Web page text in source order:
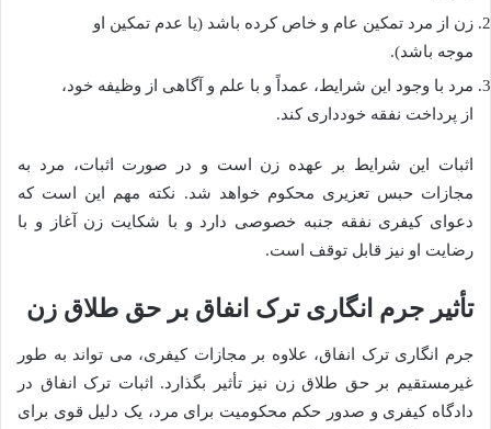
زن از مرد تمکین عام و خاص کرده باشد (یا عدم تمکین او
موجه باشد).
مرد با وجود این شرایط، عمداً و با علم و آگاهی از وظیفه خود،
از پرداخت نفقه خودداری کند.
اثبات این شرایط بر عهده زن است و در صورت اثبات، مرد به
مجازات حبس تعزیری محکوم خواهد شد. نکته مهم این است که
دعوای کیفری نفقه جنبه خصوصی دارد و با شکایت زن آغاز و با
رضایت او نیز قابل توقف است.
تأثیر جرم انگاری ترک انفاق بر حق طلاق زن
جرم انگاری ترک انفاق، علاوه بر مجازات کیفری، می تواند به طور
غیرمستقیم بر حق طلاق زن نیز تأثیر بگذارد. اثبات ترک انفاق در
دادگاه کیفری و صدور حکم محکومیت برای مرد، یک دلیل قوی برای